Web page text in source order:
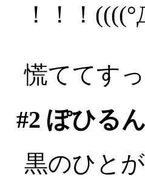
！！！
慌ててす
#2 ぽひるん
黒のひと